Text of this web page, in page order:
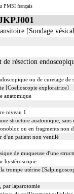
PMSI français
[Sondage
résection
ou de curetage
[Coelioscopie exploratrice]
anatomique
niveau 1
structure anatomique, sans
ou en fragments non
d'un patient non ventilé
de muqueuse d'une
hystéroscopie
trompe utérine
par laparotomie